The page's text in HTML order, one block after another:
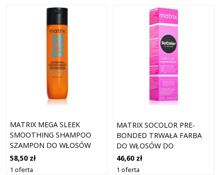
MATRIX MEGA SLEEK
SMOOTHING SHAMPOO
SZAMPON DO WŁOSÓW
NIEPOSŁUSZNYCH I
PUSZĄCYCH SIĘ 300 ML
58,50 zł
1 oferta
MATRIX SOCOLOR PRE-
BONDED TRWAŁA FARBA
DO WŁOSÓW DO
ZAKRYWANIA SIWYCH
WŁOSÓW ODCIEŃ 4NW 90
46,60 zł
1 oferta